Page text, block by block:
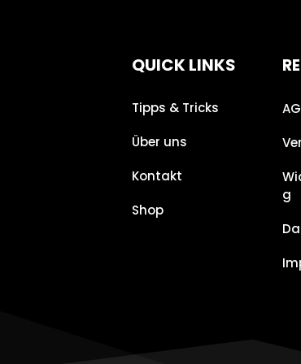
QUICK LINKS
Tipps & Tricks
Über uns
Kontakt
Shop
g